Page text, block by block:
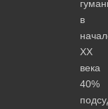
в
XX
века
40%